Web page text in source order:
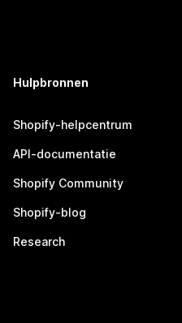
Hulpbronnen
Shopify-helpcentrum
API-documentatie
Shopify Community
Shopify-blog
Research